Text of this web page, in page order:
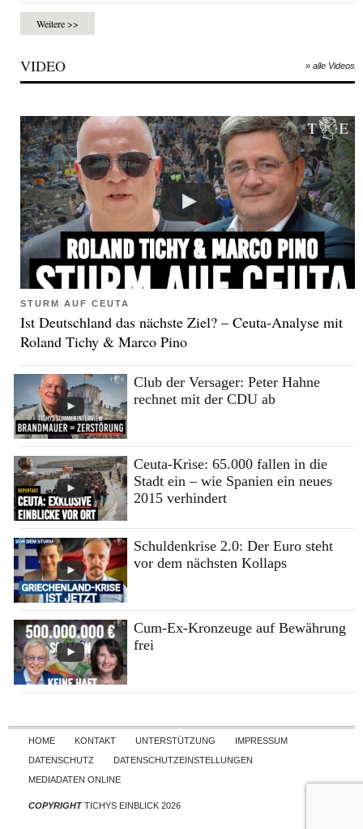
Weitere >>
VIDEO » alle Videos
STURM AUF CEUTA
Ist Deutschland das nächste Ziel? – Ceuta-Analyse mit
Roland Tichy & Marco Pino
Club der Versager: Peter Hahne
rechnet mit der CDU ab
Ceuta-Krise: 65.000 fallen in die
Stadt ein – wie Spanien ein neues
2015 verhindert
Schuldenkrise 2.0: Der Euro steht
vor dem nächsten Kollaps
Cum-Ex-Kronzeuge auf Bewährung
frei
Skip to content
HOME KONTAKT UNTERSTÜTZUNG
IMPRESSUM
DATENSCHUTZ
DATENSCHUTZEINSTELLUNGEN
MEDIADATEN ONLINE
COPYRIGHTTICHYS EINBLICK 2026